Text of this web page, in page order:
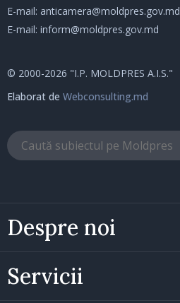
Despre noi
Servicii
E-mail: anticamera@moldpres.gov.md
E-mail: inform@moldpres.gov.md
© 2000-2026 "I.P. MOLDPRES A.I.S."
Elaborat de Webconsulting.md